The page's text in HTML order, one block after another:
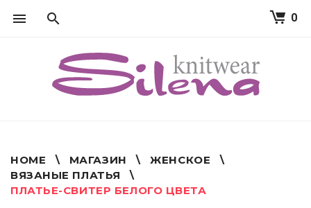
0
HOME \ МАГАЗИН \ ЖЕНСКОЕ
\
ВЯЗАНЫЕ ПЛАТЬЯ
\
ПЛАТЬЕ-СВИТЕР БЕЛОГО ЦВЕТА